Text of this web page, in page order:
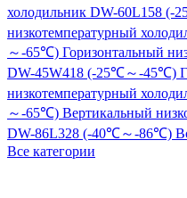
холодильник DW-60L158
низкотемпературный
～-65℃) Горизонтальный
DW-45W418 (-25℃～-45℃)
низкотемпературный
～-65℃) Вертикальный
DW-86L328 (-40℃～-86℃)
Все категории